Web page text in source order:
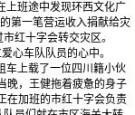
班途中发现环西文化广
第一笔营运收入捐献给灾
红十字会转交灾区。
心车队队员的心中。
上载了一位四川籍小伙
晚，王健拖着疲惫的身子
在加班的市红十字会负责